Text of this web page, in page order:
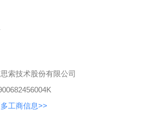
/灯饰、运动健身器材、消费电子、电气电
冲压、精密塑胶成型及自动化设备，并引
验设备及量测仪器，秉持以技术创新为主
术、高质量的产品， OEM及ODM的专案合
透过品质、价格、交期，赢得国际知名企业
索技术股份有限公司
工商信息>>